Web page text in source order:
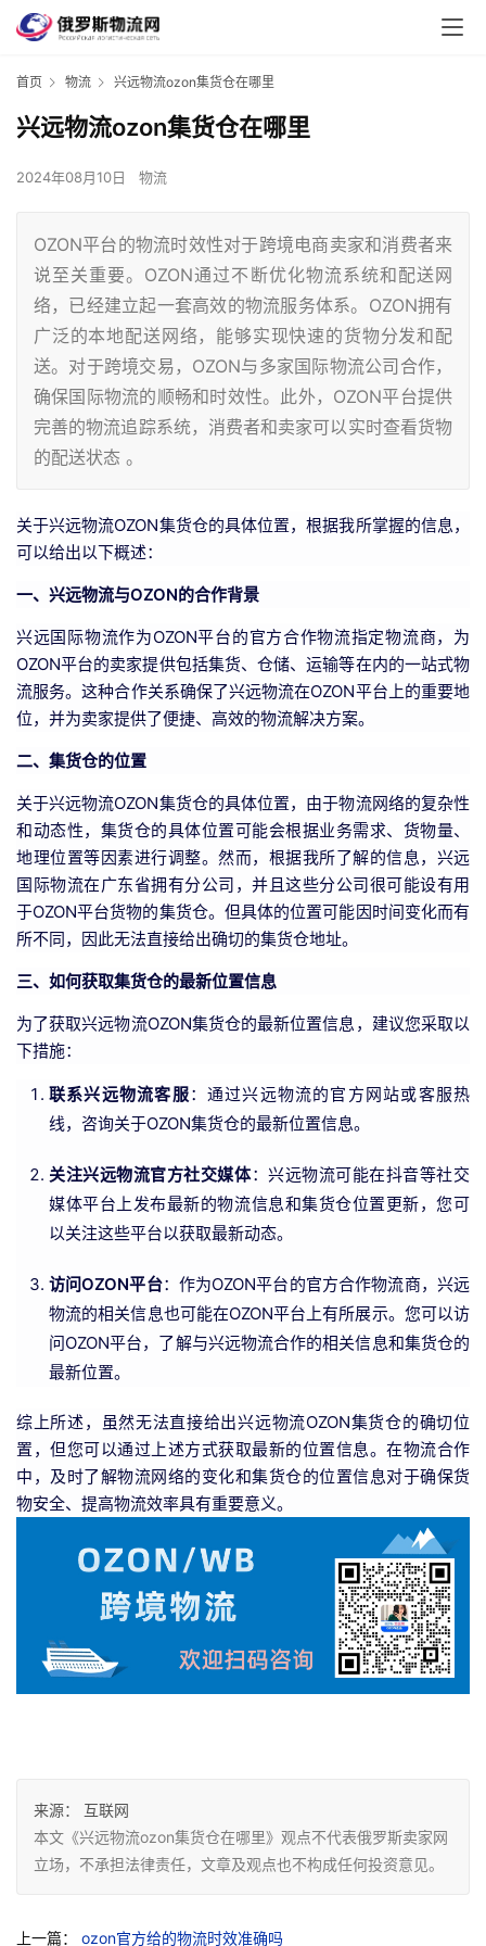
首页 物流 兴远物流ozon集货仓在哪里
兴远物流ozon集货仓在哪里
2024年08月10日 物流
OZON平台的物流时效性对于跨境电商卖家和消费者来
说至关重要。OZON通过不断优化物流系统和配送网
络，已经建立起一套高效的物流服务体系。OZON拥有
广泛的本地配送网络，能够实现快速的货物分发和配
送。对于跨境交易，OZON与多家国际物流公司合作，
确保国际物流的顺畅和时效性。此外，OZON平台提供
完善的物流追踪系统，消费者和卖家可以实时查看货物
的配送状态 。
关于兴远物流OZON集货仓的具体位置，根据我所掌握的信息，
可以给出以下概述：
一、兴远物流与OZON的合作背景
兴远国际物流作为OZON平台的官方合作物流指定物流商，为
OZON平台的卖家提供包括集货、仓储、运输等在内的一站式物
流服务。这种合作关系确保了兴远物流在OZON平台上的重要地
位，并为卖家提供了便捷、高效的物流解决方案。
二、集货仓的位置
关于兴远物流OZON集货仓的具体位置，由于物流网络的复杂性
和动态性，集货仓的具体位置可能会根据业务需求、货物量、
地理位置等因素进行调整。然而，根据我所了解的信息，兴远
国际物流在广东省拥有分公司，并且这些分公司很可能设有用
于OZON平台货物的集货仓。但具体的位置可能因时间变化而有
所不同，因此无法直接给出确切的集货仓地址。
三、如何获取集货仓的最新位置信息
为了获取兴远物流OZON集货仓的最新位置信息，建议您采取以
下措施：
联系兴远物流客服：通过兴远物流的官方网站或客服热
线，咨询关于OZON集货仓的最新位置信息。
关注兴远物流官方社交媒体：兴远物流可能在抖音等社交
媒体平台上发布最新的物流信息和集货仓位置更新，您可
以关注这些平台以获取最新动态。
访问OZON平台：作为OZON平台的官方合作物流商，兴远
物流的相关信息也可能在OZON平台上有所展示。您可以访
问OZON平台，了解与兴远物流合作的相关信息和集货仓的
最新位置。
综上所述，虽然无法直接给出兴远物流OZON集货仓的确切位
置，但您可以通过上述方式获取最新的位置信息。在物流合作
中，及时了解物流网络的变化和集货仓的位置信息对于确保货
物安全、提高物流效率具有重要意义。
来源：
互联网
本文《兴远物流ozon集货仓在哪里》观点不代表俄罗斯卖家网
立场，不承担法律责任，文章及观点也不构成任何投资意见。
上一篇： ozon官方给的物流时效准确吗